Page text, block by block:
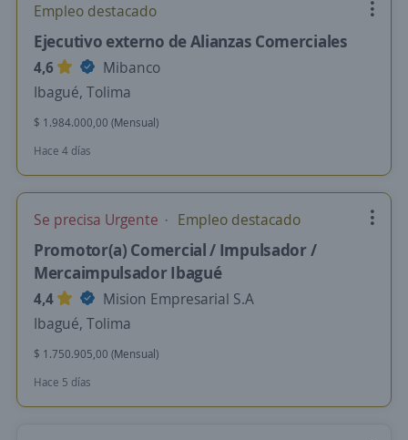
Empleo destacado
Ejecutivo externo de Alianzas Comerciales
4,6
Mibanco
Ibagué, Tolima
$ 1.984.000,00 (Mensual)
Hace 4 días
Se precisa Urgente Empleo destacado
Promotor(a) Comercial / Impulsador /
Mercaimpulsador Ibagué
4,4
Mision Empresarial S.A
Ibagué, Tolima
$ 1.750.905,00 (Mensual)
Hace 5 días